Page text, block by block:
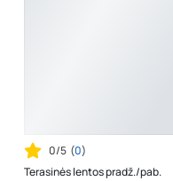
0/5 (0)
Terasinės lentos pradž./pab.